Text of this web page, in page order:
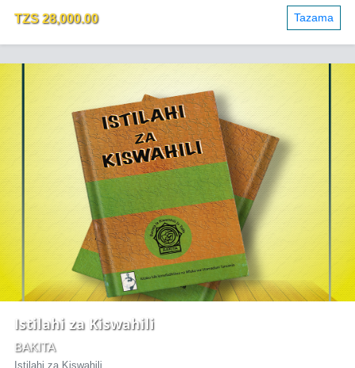
TZS 28,000.00 Tazama
Istilahi za Kiswahili
BAKITA
Istilahi za Kiswahili